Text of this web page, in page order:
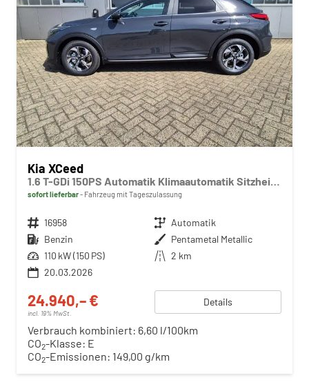
Kia XCeed
1.6 T-GDi 150PS Automatik Klimaautomatik Sitzheizung Lenkradheizung Navi PDC Rückf.Kamera abged.Scheiben Apple CarPlay Android Auto
sofort lieferbar Fahrzeug mit Tageszulassung
Fahrzeugnr. 16958 Getriebe Automatik
Kraftstoff Benzin Außenfarbe Pentametal Metallic
Leistung 110 kW (150 PS) Kilometerstand 2 km
20.03.2026
24.940,– €
incl. 19% MwSt.
Details
Verbrauch kombiniert: 6,60 l/100km
CO2-Klasse: E
CO2-Emissionen: 149,00 g/km